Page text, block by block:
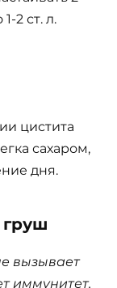
2 ст. л.
цистита
сахаром,
дня.
груш
вызывает
иммунитет,